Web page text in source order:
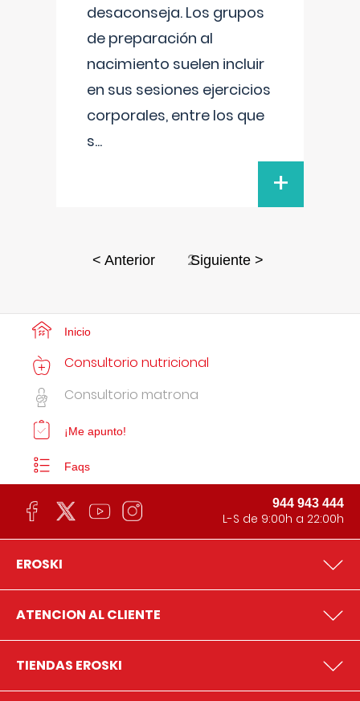
desaconseja. Los grupos
de preparación al
nacimiento suelen incluir
en sus sesiones ejercicios
corporales, entre los que
s...
+
< Anterior 2Siguiente >
Inicio
Consultorio nutricional
Consultorio matrona
¡Me apunto!
Faqs
944 943 444
L-S de 9:00h a 22:00h
EROSKI
ATENCION AL CLIENTE
TIENDAS EROSKI